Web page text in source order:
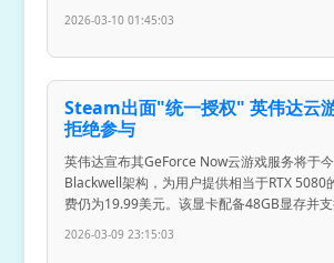
2026-03-10 01:45:03
Steam出面"统一授权" 英伟达云
拒绝参与
英伟达宣布其GeForce Now云游戏服务将于
Blackwell架构，为用户提供相当于RTX 5080
费仍为19.99美元。该显卡配备48GB显存并支
2026-03-09 23:15:03